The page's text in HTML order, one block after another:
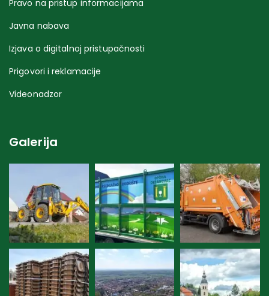
Pravo na pristup informacijama
Javna nabava
Izjava o digitalnoj pristupačnosti
Prigovori i reklamacije
Videonadzor
Galerija